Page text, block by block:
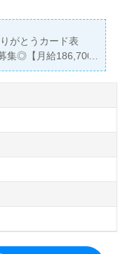
がとうカード表
集◎【月給186,700
症管理者研修修了者
お車通勤可能で
付有料老人ホーム
部：佐賀県多久市）
10施設の介護付き
ープホーム、ケア
、特定技能実習生
いる法人様です。